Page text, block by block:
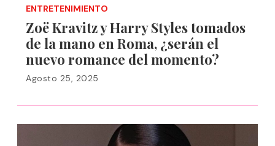
ENTRETENIMIENTO
Zoë Kravitz y Harry Styles tomados
de la mano en Roma, ¿serán el
nuevo romance del momento?
Agosto 25, 2025